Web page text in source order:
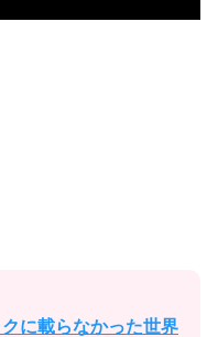
に載らなかった世界